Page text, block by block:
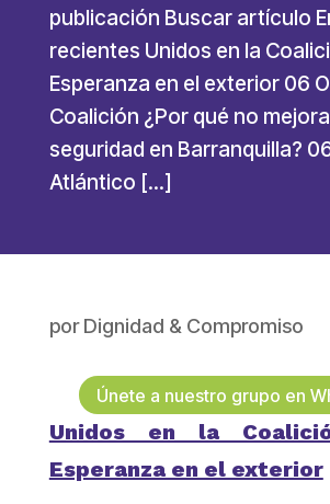
publicación Buscar artículo
recientes Unidos en la
Esperanza en el exterior 06
Coalición ¿Por qué no
seguridad en Barranquilla?
Atlántico […]
porDignidad & Compromiso
Únete a nuestro grupo en
Unidos en la
Esperanza en el exterior